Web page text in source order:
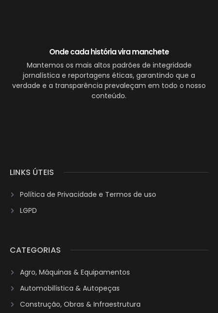
Onde cada história vira manchete
Mantemos os mais altos padrões de integridade
jornalística e reportagens éticas, garantindo que a
verdade e a transparência prevaleçam em todo o nosso
conteúdo.
LINKS ÚTEIS
Política de Privacidade e Termos de uso
LGPD
CATEGORIAS
Agro, Máquinas & Equipamentos
Automobilística & Autopeças
Construção, Obras & Infraestrutura